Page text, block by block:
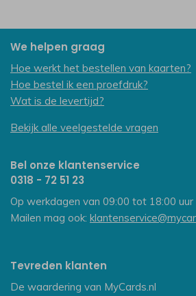
We helpen graag
Hoe werkt het bestellen van kaarten?
Hoe bestel ik een proefdruk?
Wat is de levertijd?
Bekijk alle veelgestelde vragen
Bel onze klantenservice
0318 - 72 51 23
Op werkdagen van 09:00 tot 18:00 uur
Mailen mag ook:
Tevreden klanten
De waardering van MyCards.nl